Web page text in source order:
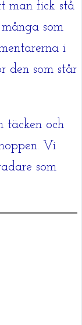
man fick stå
som
i
den som står
täcken och
Vi
som